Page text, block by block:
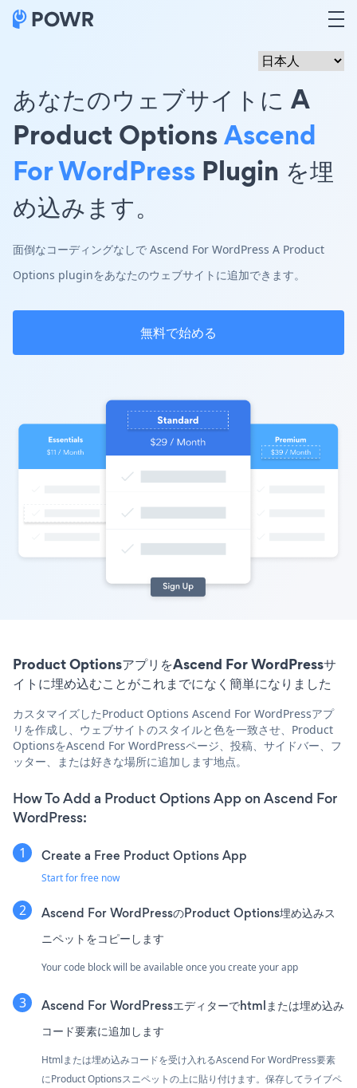
あなたのウェブサイトに A
Product OptionsAscend
For WordPress Plugin を埋
め込みます。
面倒なコーディングなしで Ascend For WordPress A Product
Options pluginをあなたのウェブサイトに追加できます。
無料で始める
Product OptionsアプリをAscend For WordPressサ
イトに埋め込むことがこれまでになく簡単になりました
カスタマイズしたProduct Options Ascend For WordPressアプ
リを作成し、ウェブサイトのスタイルと色を一致させ、Product
OptionsをAscend For WordPressページ、投稿、サイドバー、フ
ッター、または好きな場所に追加します地点。
How To Add a Product Options App on Ascend For
WordPress:
Create a Free Product Options App
Start for free now
Ascend For WordPressのProduct Options埋め込みス
ニペットをコピーします
Your code block will be available once you create your app
Ascend For WordPressエディターでhtmlまたは埋め込み
コード要素に追加します
Htmlまたは埋め込みコードを受け入れるAscend For WordPress要素
にProduct Optionsスニペットの上に貼り付けます。保存してライブペ